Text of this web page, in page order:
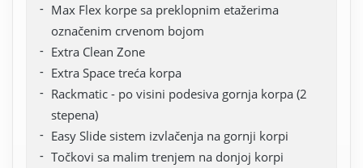
Max Flex korpe sa preklopnim etažerima
označenim crvenom bojom
Extra Clean Zone
Extra Space treća korpa
Rackmatic - po visini podesiva gornja korpa (2
stepena)
Easy Slide sistem izvlačenja na gornji korpi
Točkovi sa malim trenjem na donjoj korpi